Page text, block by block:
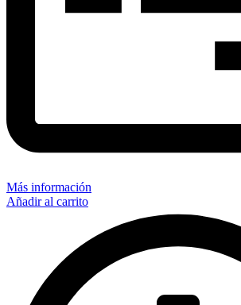
Más información
Añadir al carrito